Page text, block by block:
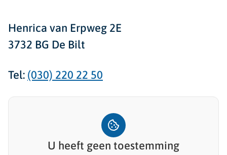
Henrica van Erpweg 2E
3732 BG De Bilt
Tel: (030) 220 22 50
U heeft geen toestemming